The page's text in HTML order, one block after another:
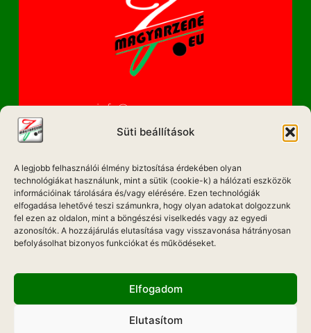
Süti beállítások
A legjobb felhasználói élmény biztosítása érdekében olyan
technológiákat használunk, mint a sütik (cookie-k) a hálózati eszközök
információinak tárolására és/vagy elérésére. Ezen technológiák
elfogadása lehetővé teszi számunkra, hogy olyan adatokat dolgozzunk
fel ezen az oldalon, mint a böngészési viselkedés vagy az egyedi
azonosítók. A hozzájárulás elutasítása vagy visszavonása hátrányosan
befolyásolhat bizonyos funkciókat és működéseket.
Elfogadom
Elutasítom
info@magyarzene.eu
IMPRESSZUM
ETIKAI KÓDEX
MÉDIA AJÁNLAT
ADATKEZELÉSI NYILATKOZAT
Hadd Szóljon!